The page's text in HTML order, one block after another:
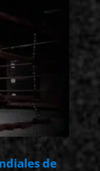
de